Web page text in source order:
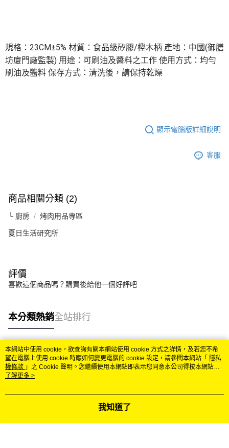
【注意事項】
１．透過由恩沛科技股份有限公司提供之「AFTEE先享後付」服務完成之交
易，需依本服務之必要範圍內提供個人資料，並將交易相關給付款項請求債
權轉讓予恩沛科技股份有限公司。
４．使用「AFTEE先享後付」時，將依據個別帳號之用戶狀況，依本公司即
５．嚴禁一人註冊多個帳號或使用他人資訊註冊。若發現惡意使用之情形，
宅配
每筆NT$120，滿NT$899(含以上)免運費
規格：23CM±5% 材質：食品級矽膠/櫸木柄 產地：中國(御膳
坊廈門廠監製) 用途：可刷油及醬料之工作 使用方式：均勻
刷油及醬料 保存方式：清洗後，請保持乾燥
顯示電腦版詳細說明
客服
商品相關分類 (2)
└ 廚房 烤肉用品專區
夏日生活研究所
評價
喜歡這個商品嗎？購買後給他一個好評吧
本分類熱銷全站排行
熱門標籤
本網站中使用 cookie，欲查詢有關本網站使用 cookie 方式之詳情，及若您不希
望在電腦上使用 cookie 時應如何變更電腦的 cookie 設定，請參閱本網站「 隱私
權條款 」之 Cookie 聲明。您繼續使用本網站即表示您同意本公司得按本網站使
用條款之 Cookie 聲明使用 cookie。
了解更多 >
我知道了